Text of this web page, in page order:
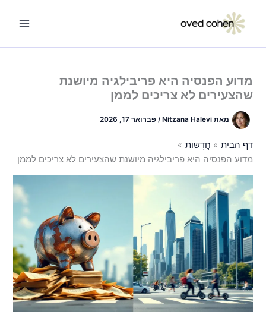
מדוע הפנסיה היא פריבילגיה מיושנת
שהצעירים לא צריכים לממן
מאתNitzana Halevi
/פברואר 17, 2026
דף הבית
חֲדָשׁוֹת
מדוע הפנסיה היא פריבילגיה מיושנת שהצעירים לא צריכים לממן